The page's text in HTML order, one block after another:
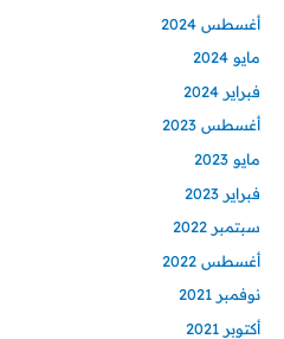
أغسطس 2024
مايو 2024
فبراير 2024
أغسطس 2023
مايو 2023
فبراير 2023
سبتمبر 2022
أغسطس 2022
نوفمبر 2021
أكتوبر 2021